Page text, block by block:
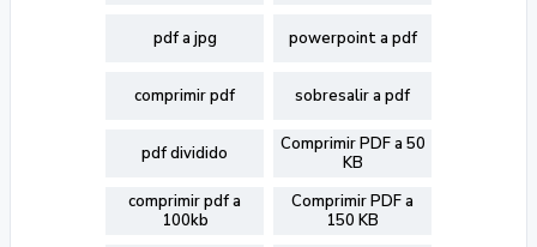
pdf a jpg powerpoint a pdf
comprimir pdf sobresalir a pdf
pdf dividido
Comprimir PDF a 50
KB
comprimir pdf a
100kb
Comprimir PDF a
150 KB